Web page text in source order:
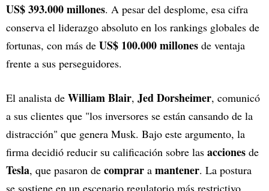
US$ 393.000 millones. A pesar del desplome, esa cifra
conserva el liderazgo absoluto en los rankings globales de
fortunas, con más de US$ 100.000 millones de ventaja
frente a sus perseguidores.
El analista de William Blair, Jed Dorsheimer, comunicó
a sus clientes que "los inversores se están cansando de la
distracción" que genera Musk. Bajo este argumento, la
firma decidió reducir su calificación sobre las acciones de
Tesla, que pasaron de comprar a mantener. La postura
se sostiene en un escenario regulatorio más restrictivo